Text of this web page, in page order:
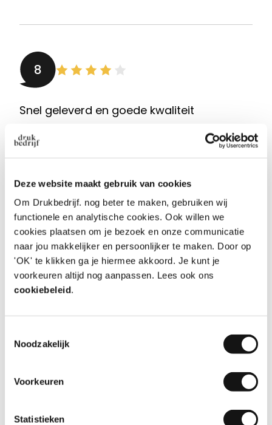
Deze website maakt gebruik van cookies
Om Drukbedrijf. nog beter te maken, gebruiken wij
functionele en analytische cookies. Ook willen we
cookies plaatsen om je bezoek en onze communicatie
naar jou makkelijker en persoonlijker te maken. Door op
'OK' te klikken ga je hiermee akkoord. Je kunt je
voorkeuren altijd nog aanpassen. Lees ook ons
cookiebeleid.
Noodzakelijk
Voorkeuren
Statistieken
8
Snel geleverd en goede kwaliteit
Zoals altijd weer bij Drukbedrijf goed geregeld
Aanbeveling
JA!
Door
Dinesh van der Ven, Almere
10
Aanbeveling